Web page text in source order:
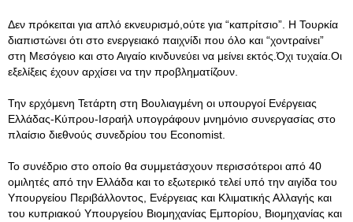
Δεν πρόκειται για απλό εκνευρισμό,ούτε για “καπρίτσιο”. Η Τουρκία
διαπιστώνει ότι στο ενεργειακό παιχνίδι που όλο και “χοντραίνει”
στη Μεσόγειο και στο Αιγαίο κινδυνεύει να μείνει εκτός.Όχι τυχαία.Οι
εξελίξεις έχουν αρχίσει να την προβληματίζουν.
Την ερχόμενη Τετάρτη στη Βουλιαγμένη οι υπουργοί Ενέργειας
Ελλάδας-Κύπρου-Ισραήλ υπογράφουν μνημόνιο συνεργασίας στο
πλαίσιο διεθνούς συνεδρίου του Economist.
Το συνέδριο στο οποίο θα συμμετάσχουν περισσότεροι από 40
ομιλητές από την Ελλάδα και το εξωτερικό τελεί υπό την αιγίδα του
Υπουργείου Περιβάλλοντος, Ενέργειας και Κλιματικής Αλλαγής και
του κυπριακού Υπουργείου Βιομηχανίας Εμπορίου, Βιομηχανίας και